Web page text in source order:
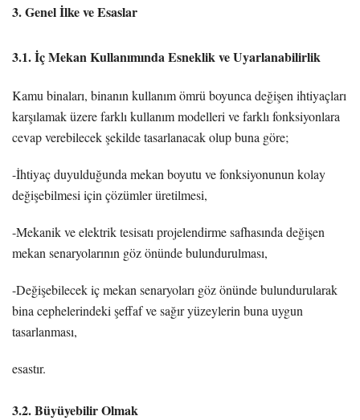
3. Genel İlke ve Esaslar
3.1. İç Mekan Kullanımında Esneklik ve Uyarlanabilirlik
Kamu binaları, binanın kullanım ömrü boyunca değişen ihtiyaçları
karşılamak üzere farklı kullanım modelleri ve farklı fonksiyonlara
cevap verebilecek şekilde tasarlanacak olup buna göre;
-İhtiyaç duyulduğunda mekan boyutu ve fonksiyonunun kolay
değişebilmesi için çözümler üretilmesi,
-Mekanik ve elektrik tesisatı projelendirme safhasında değişen
mekan senaryolarının göz önünde bulundurulması,
-Değişebilecek iç mekan senaryoları göz önünde bulundurularak
bina cephelerindeki şeffaf ve sağır yüzeylerin buna uygun
tasarlanması,
esastır.
3.2. Büyüyebilir Olmak